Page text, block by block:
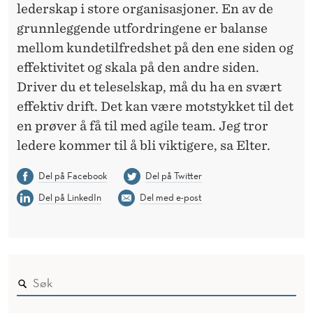
lederskap i store organisasjoner. En av de
grunnleggende utfordringene er balanse
mellom kundetilfredshet på den ene siden og
effektivitet og skala på den andre siden.
Driver du et teleselskap, må du ha en svært
effektiv drift. Det kan være motstykket til det
en prøver å få til med agile team. Jeg tror
ledere kommer til å bli viktigere, sa Elter.
Del på Facebook
Del på Twitter
Del på LinkedIn
Del med e-post